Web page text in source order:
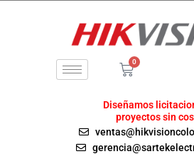
0
Carrito
Diseñamos
proyectos sin